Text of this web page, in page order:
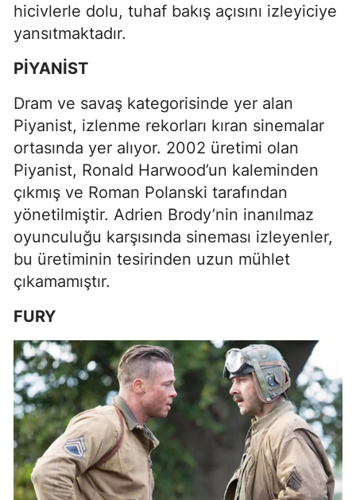
hicivlerle dolu, tuhaf bakış açısını izleyiciye
yansıtmaktadır.
PİYANİST
Dram ve savaş kategorisinde yer alan
Piyanist, izlenme rekorları kıran sinemalar
ortasında yer alıyor. 2002 üretimi olan
Piyanist, Ronald Harwood’un kaleminden
çıkmış ve Roman Polanski tarafından
yönetilmiştir. Adrien Brody’nin inanılmaz
oyunculuğu karşısında sineması izleyenler,
bu üretiminin tesirinden uzun mühlet
çıkamamıştır.
FURY